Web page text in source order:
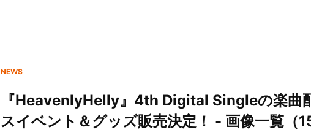
NEWS
『HeavenlyHelly』4th Digital Singleの楽曲
スイベント＆グッズ販売決定！ - 画像一覧（